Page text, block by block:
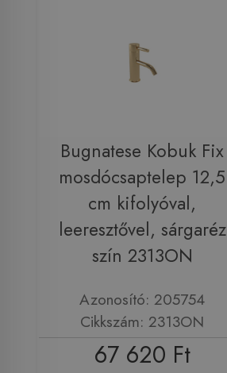
Bugnatese Kobuk Fix
mosdócsaptelep 12,5
cm kifolyóval,
leeresztővel, sárgaréz
szín 2313ON
Azonosító: 205754
Cikkszám: 2313ON
67 620 Ft